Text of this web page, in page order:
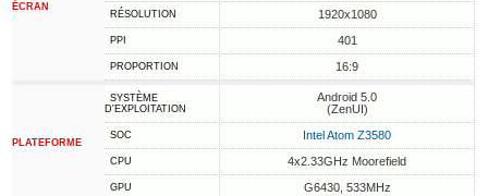
ÉCRAN
RÉSOLUTION 1920x1080
PPI 401
PROPORTION 16:9
PLATEFORME
SYSTÈME
D'EXPLOITATION
Android 5.0
(ZenUI)
SOC Intel Atom Z3580
CPU 4x2.33GHz Moorefield
GPU G6430, 533MHz